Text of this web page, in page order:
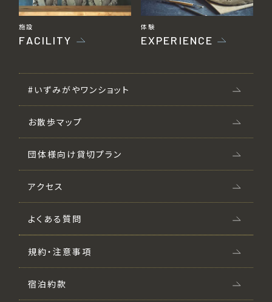
施設
FACILITY
体験
EXPERIENCE
#いずみがやワンショット
お散歩マップ
団体様向け貸切プラン
アクセス
よくある質問
規約・注意事項
宿泊約款